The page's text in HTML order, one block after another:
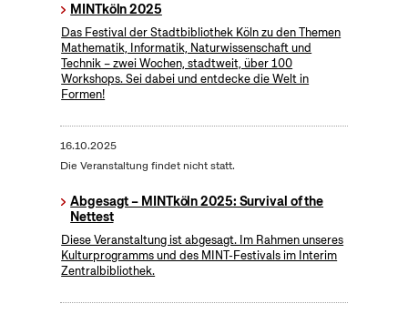
MINTköln 2025
Das Festival der Stadtbibliothek Köln zu den Themen
Mathematik, Informatik, Naturwissenschaft und
Technik – zwei Wochen, stadtweit, über 100
Workshops. Sei dabei und entdecke die Welt in
Formen!
16.10.2025
Die Veranstaltung findet nicht statt.
Abgesagt – MINTköln 2025: Survival of the
Nettest
Diese Veranstaltung ist abgesagt. Im Rahmen unseres
Kulturprogramms und des MINT-Festivals im Interim
Zentralbibliothek.